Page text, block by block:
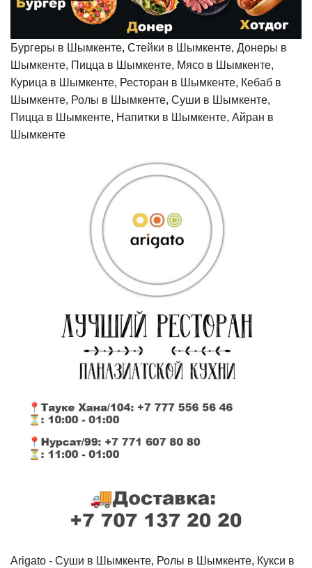
Бургеры в Шымкенте, Стейки в Шымкенте, Донеры в
Шымкенте, Пицца в Шымкенте, Мясо в Шымкенте,
Курица в Шымкенте, Ресторан в Шымкенте, Кебаб в
Шымкенте, Ролы в Шымкенте, Суши в Шымкенте,
Пицца в Шымкенте, Напитки в Шымкенте, Айран в
Шымкенте
Arigato - Cуши в Шымкенте, Ролы в Шымкенте, Кукси в